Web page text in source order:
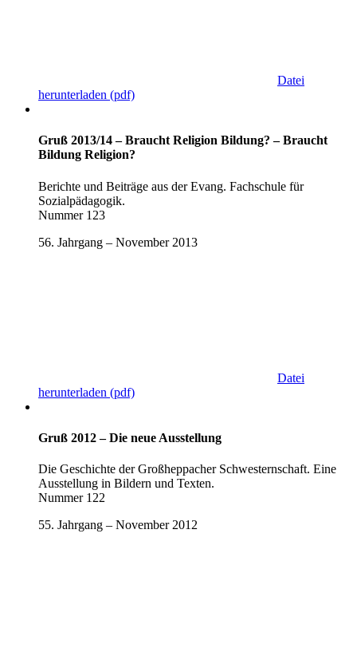
Datei
herunterladen (pdf)
Gruß 2013/14 – Braucht Religion Bildung? – Braucht
Bildung Religion?
Berichte und Beiträge aus der Evang. Fachschule für
Sozialpädagogik.
Nummer 123
56. Jahrgang – November 2013
Datei
herunterladen (pdf)
Gruß 2012 – Die neue Ausstellung
Die Geschichte der Großheppacher Schwesternschaft. Eine
Ausstellung in Bildern und Texten.
Nummer 122
55. Jahrgang – November 2012